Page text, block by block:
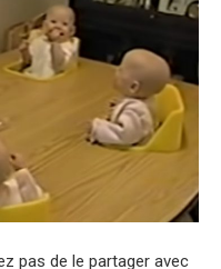
pas de le partager avec